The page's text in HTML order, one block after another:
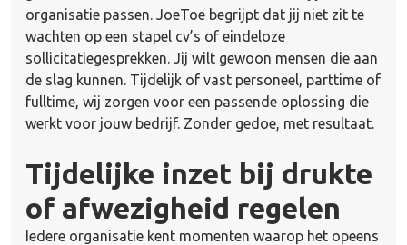
organisatie passen. JoeToe begrijpt dat jij niet zit te
wachten op een stapel cv’s of eindeloze
sollicitatiegesprekken. Jij wilt gewoon mensen die aan
de slag kunnen. Tijdelijk of vast personeel, parttime of
fulltime, wij zorgen voor een passende oplossing die
werkt voor jouw bedrijf. Zonder gedoe, met resultaat.
Tijdelijke inzet bij drukte
of afwezigheid regelen
Iedere organisatie kent momenten waarop het opeens